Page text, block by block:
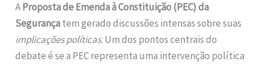
AProposta de Emenda à Constituição (PEC) da
Segurançatem gerado discussões intensas sobre suas
implicações políticas. Um dos pontos centrais do
debate é se a PEC representa uma intervenção política